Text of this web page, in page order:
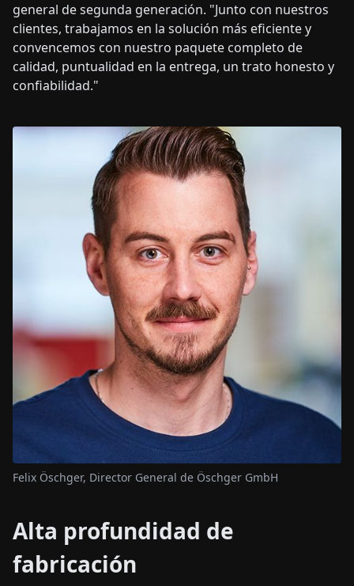
general de segunda generación. "Junto con nuestros
clientes, trabajamos en la solución más eficiente y
convencemos con nuestro paquete completo de
calidad, puntualidad en la entrega, un trato honesto y
confiabilidad."
Felix Öschger, Director General de Öschger GmbH
Alta profundidad de
fabricación